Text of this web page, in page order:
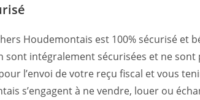
Houdemontais est 100% sécurisé et
intégralement sécurisées et ne
l’envoi de votre reçu fiscal et vous
s’engagent à ne vendre, louer ou